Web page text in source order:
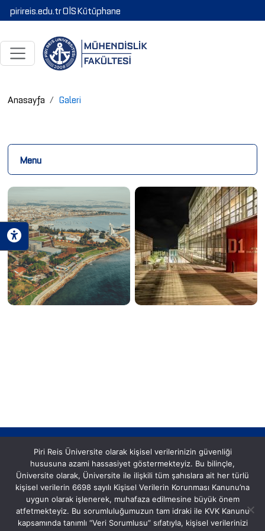
pirireis.edu.trOİSKütüphane
Anasayfa Galeri
Menu
Postane, Eflatun Sk. No:8, 34940 Tuzla/İstanbul
Tel: (0216) 581 00 50
Piri Reis Üniversite olarak kişisel verilerinizin güvenliği
hususuna azami hassasiyet göstermekteyiz. Bu bilinçle,
Üniversite olarak, Üniversite ile ilişkili tüm şahıslara ait her türlü
kişisel verilerin 6698 sayılı Kişisel Verilerin Korunması Kanunu’na
uygun olarak işlenerek, muhafaza edilmesine büyük önem
atfetmekteyiz. Bu sorumluluğumuzun tam idraki ile KVK Kanunu
kapsamında tanımlı “Veri Sorumlusu” sıfatıyla, kişisel verilerinizi